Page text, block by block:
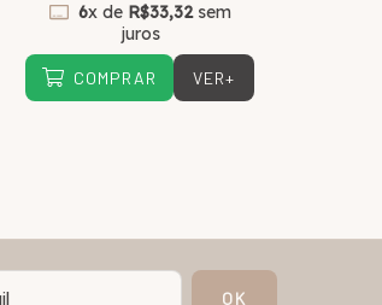
6x de R$33,32sem
juros
COMPRAR VER+